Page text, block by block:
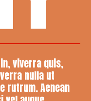
viverra quis,
nulla ut
rutrum. Aenean